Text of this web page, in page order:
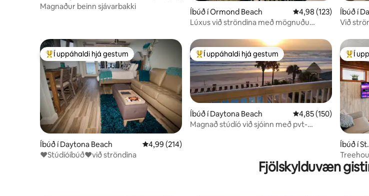
Magnaður beinn sjávarbakki
Íbúð í Ormond Beach 4,98 af 5 í
4,98 (123)
Lúxus við ströndina með mögnuðu
Íbúð í
Við
Í mestu uppáhaldi hjá gestum
Í uppáhaldi hjá gestum
Íbúð í Daytona Beach 4,99 af 5 í meðaleinkunn, 214 umsagnir
4,99 (214)
❤Stúdíóíbúð❤við ströndina
Í mestu uppáhaldi hjá gestum
Í uppáhaldi hjá gestum
Íbúð í Daytona Beach 4,85 af 5 í
4,85 (150)
Magnað stúdíó við sjóinn með pvt-
Í Í
Íbúð í
Fjölskylduvæn